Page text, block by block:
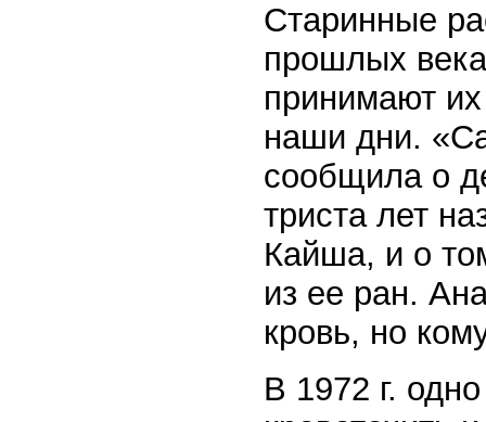
Старинные
прошлых
принимают
наши дни.
сообщила о
триста лет
Кайша, и о
из ее ран.
кровь, но
В 1972 г.